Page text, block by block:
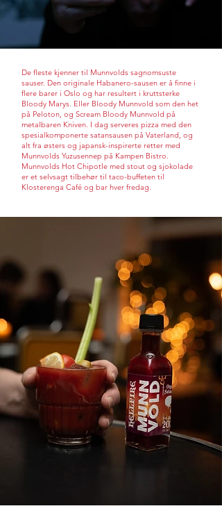
De fleste kjenner til Munnvolds sagnomsuste
sauser. Den originale Habanero-sausen er å finne i
flere barer i Oslo og har resultert i kruttsterke
Bloody Marys. Eller Bloody Munnvold som den het
på Peloton, og Scream Bloody Munnvold på
metalbaren Kniven. I dag serveres pizza med den
spesialkomponerte satansausen på Vaterland, og
alt fra østers og japansk-inspirerte retter med
Munnvolds Yuzusennep på Kampen Bistro.
Munnvolds Hot Chipotle med stout og sjokolade
er et selvsagt tilbehør til taco-buffeten til
Klosterenga Café og bar hver fredag.